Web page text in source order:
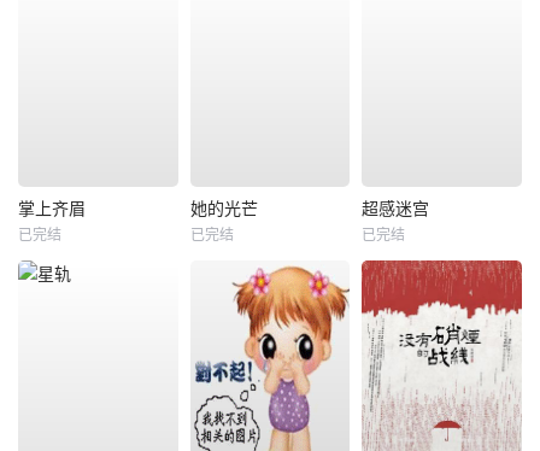
掌上齐眉
已完结
她的光芒
已完结
超感迷宫
已完结